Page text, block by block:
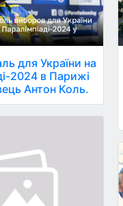
для України на
2024 в Парижі
Антон Коль.